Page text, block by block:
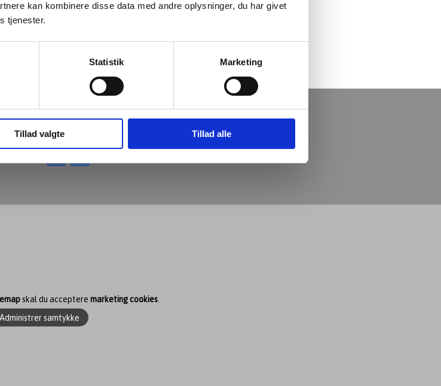
kan kombinere disse data med andre oplysninger, du har givet
tjenester.
Statistik Marketing
Tillad valgte Tillad alle
skal du acceptere marketing cookies.
Administrer samtykke